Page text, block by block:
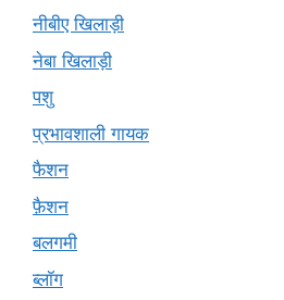
नीबीए खिलाड़ी
नेबा खिलाड़ी
पशु
प्रभावशाली गायक
फैशन
फ़ैशन
बलगमी
ब्लॉग